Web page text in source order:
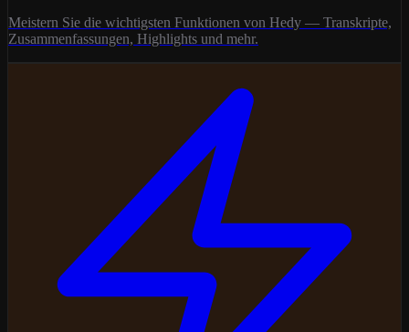
Meistern Sie die wichtigsten Funktionen von Hedy — Transkripte,
Zusammenfassungen, Highlights und mehr.